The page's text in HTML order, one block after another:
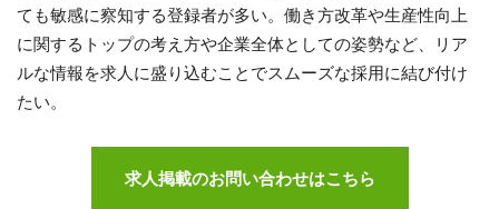
ても敏感に察知する登録者が多い。働き方改革や生産性向上
に関するトップの考え方や企業全体としての姿勢など、リア
ルな情報を求人に盛り込むことでスムーズな採用に結び付け
たい。
求人掲載のお問い合わせはこちら